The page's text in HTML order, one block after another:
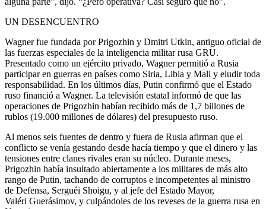
UN DESENCUENTRO
Wagner fue fundada por Prigozhin y Dmitri Utkin, antiguo oficial de
las fuerzas especiales de la inteligencia militar rusa GRU.
Presentado como un ejército privado, Wagner permitió a Rusia
participar en guerras en países como Siria, Libia y Mali y eludir toda
responsabilidad. En los últimos días, Putin confirmó que el Estado
ruso financió a Wagner. La televisión estatal informó de que las
operaciones de Prigozhin habían recibido más de 1,7 billones de
rublos (19.000 millones de dólares) del presupuesto ruso.
Al menos seis fuentes de dentro y fuera de Rusia afirman que el
conflicto se venía gestando desde hacía tiempo y que el dinero y las
tensiones entre clanes rivales eran su núcleo. Durante meses,
Prigozhin había insultado abiertamente a los militares de más alto
rango de Putin, tachando de corruptos e incompetentes al ministro
de Defensa, Serguéi Shoigu, y al jefe del Estado Mayor,
Valéri Guerásimov, y culpándoles de los reveses de la guerra rusa en